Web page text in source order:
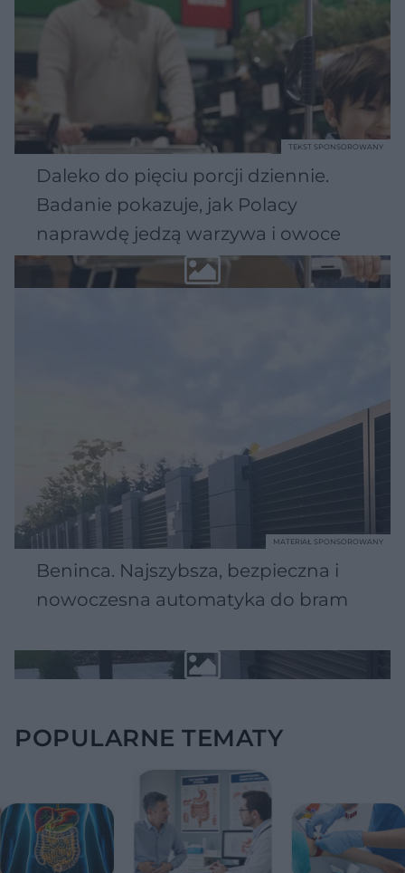
Daleko do pięciu porcji dziennie.
Badanie pokazuje, jak Polacy
naprawdę jedzą warzywa i owoce
TEKST SPONSOROWANY
Beninca. Najszybsza, bezpieczna i
nowoczesna automatyka do bram
MATERIAŁ SPONSOROWANY
POPULARNE TEMATY